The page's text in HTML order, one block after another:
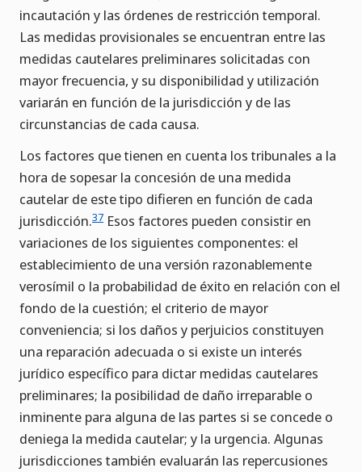
incautación y las órdenes de restricción temporal.
Las medidas provisionales se encuentran entre las
medidas cautelares preliminares solicitadas con
mayor frecuencia, y su disponibilidad y utilización
variarán en función de la jurisdicción y de las
circunstancias de cada causa.
Los factores que tienen en cuenta los tribunales a la
hora de sopesar la concesión de una medida
cautelar de este tipo difieren en función de cada
jurisdicción.37 Esos factores pueden consistir en
variaciones de los siguientes componentes: el
establecimiento de una versión razonablemente
verosímil o la probabilidad de éxito en relación con el
fondo de la cuestión; el criterio de mayor
conveniencia; si los daños y perjuicios constituyen
una reparación adecuada o si existe un interés
jurídico específico para dictar medidas cautelares
preliminares; la posibilidad de daño irreparable o
inminente para alguna de las partes si se concede o
deniega la medida cautelar; y la urgencia. Algunas
jurisdicciones también evaluarán las repercusiones